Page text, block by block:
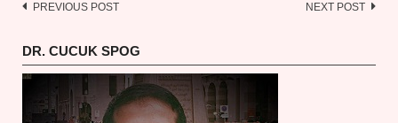
Post
PREVIOUS POST NEXT POST
DR. CUCUK SPOG